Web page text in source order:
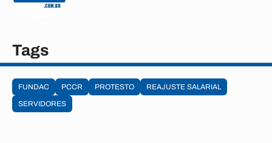
Tags
FUNDAC PCCR PROTESTO
REAJUSTE SALARIAL
SERVIDORES